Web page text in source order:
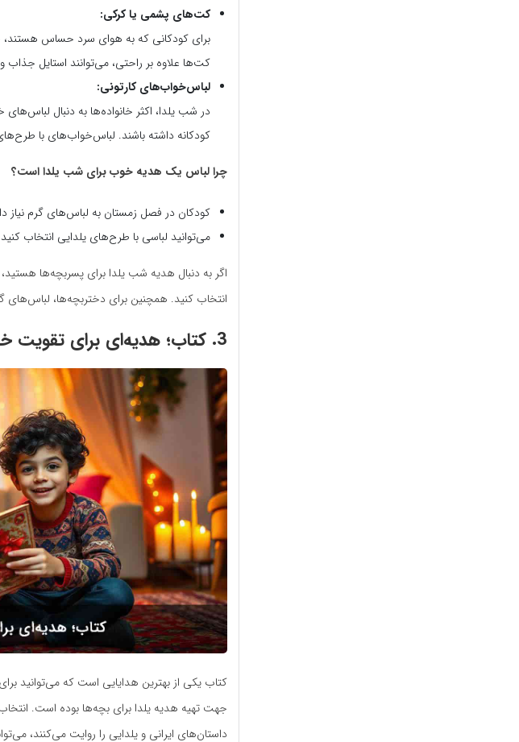
کت‌های پشمی یا کرکی:
برای کودکانی که به هوای سرد حساس هستند،
کت‌ها علاوه بر راحتی، می‌توانند استایل جذاب
لباس‌خواب‌های کارتونی:
در شب یلدا، اکثر خانواده‌ها به دنبال
کودکانه داشته باشند. لباس‌خواب‌های با
چرا لباس یک هدیه خوب برای شب یلدا است؟
کودکان در فصل زمستان به لباس‌های گرم نیاز
می‌توانید لباسی با طرح‌های یلدایی انتخاب
اگر به دنبال هدیه شب یلدا برای پسربچه‌ها
انتخاب کنید. همچنین برای دختربچه‌ها، لباس‌های
3. کتاب؛ هدیه‌ای برای تقویت
کتاب یکی از بهترین هدایایی است که می‌توانید
جهت تهیه هدیه یلدا برای بچه‌ها بوده است.
داستان‌های ایرانی و یلدایی را روایت می‌کنند،